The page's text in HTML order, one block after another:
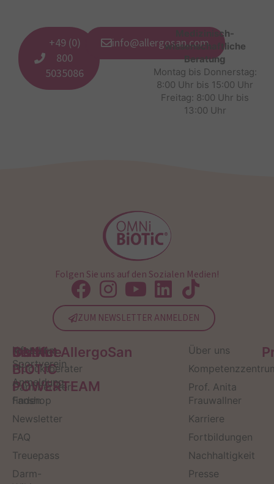
+49 (0)
800
5035086
info@allergosan.com
Medizinisch-
wissenschaftliche
Beratung
Montag bis Donnerstag:
8:00 Uhr bis 15:00 Uhr
Freitag: 8:00 Uhr bis
13:00 Uhr
Folgen Sie uns auf den Sozialen Medien!
ZUM NEWSLETTER ANMELDEN
Service
Kontakt
Produktberater
Darmberater
finden
Newsletter
FAQ
Treuepass
Darm-
OMNi-
BiOTiC
POWERTEAM
Infos zum
Sportverein
Anmeldung
Fanshop
Institut AllergoSan
Über uns
Prof. Anita
Frauwallner
Karriere
Fortbildungen
Nachhaltigkeit
Presse